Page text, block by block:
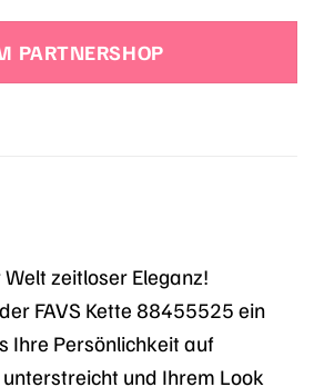
PARTNERSHOP
zeitloser Eleganz!
FAVS Kette 88455525 ein
Ihre Persönlichkeit auf
und Ihrem Look